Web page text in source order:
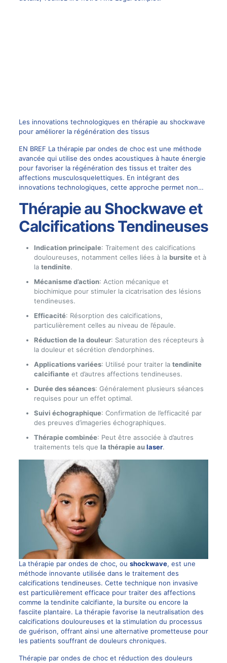
Les innovations technologiques en thérapie au shockwave
pour améliorer la régénération des tissus
EN BREF La thérapie par ondes de choc est une méthode
avancée qui utilise des ondes acoustiques à haute énergie
pour favoriser la régénération des tissus et traiter des
affections musculosquelettiques. En intégrant des
innovations technologiques, cette approche permet non…
Thérapie au Shockwave et
Calcifications Tendineuses
Indication principale: Traitement des calcifications
douloureuses, notamment celles liées à la bursiteet à
la tendinite.
Mécanisme d’action: Action mécanique et
biochimique pour stimuler la cicatrisation des lésions
tendineuses.
Efficacité: Résorption des calcifications,
particulièrement celles au niveau de l’épaule.
Réduction de la douleur: Saturation des récepteurs à
la douleur et sécrétion d’endorphines.
Applications variées: Utilisé pour traiter la tendinite
calcifianteet d’autres affections tendineuses.
Durée des séances: Généralement plusieurs séances
requises pour un effet optimal.
Suivi échographique: Confirmation de l’efficacité par
des preuves d’imageries échographiques.
Thérapie combinée: Peut être associée à d’autres
traitements tels que la thérapie aulaser.
La thérapie par ondes de choc, ou shockwave, est une
méthode innovante utilisée dans le traitement des
calcifications tendineuses. Cette technique non invasive
est particulièrement efficace pour traiter des affections
comme la tendinite calcifiante, la bursite ou encore la
fasciite plantaire. La thérapie favorise la neutralisation des
calcifications douloureuses et la stimulation du processus
de guérison, offrant ainsi une alternative prometteuse pour
les patients souffrant de douleurs chroniques.
Thérapie par ondes de choc et réduction des douleurs